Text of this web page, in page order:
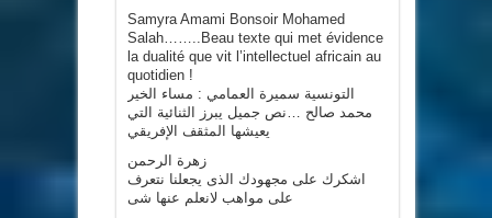
Samyra Amami Bonsoir Mohamed
Salah……..Beau texte qui met évidence
la dualité que vit l’intellectuel africain au
quotidien !
التونسية سميرة العمامي : مساء الخير
محمد صالح …نص جميل يبرز الثنائية التي
يعيشها المثقف الإفريقي
زهرة الرحمن
اشكرك على مجهودك الذى يجعلنا نتعرف
على مواهب لانعلم عنها شى